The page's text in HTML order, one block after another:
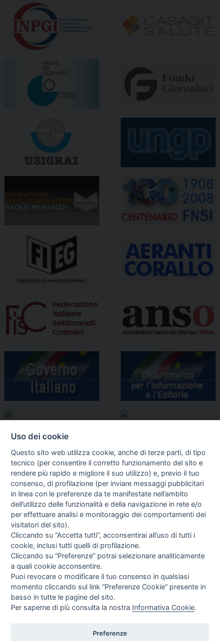
I libri Vedi tutti
Direttrice Responsabile: Alessandra Costante | Registrazione al Tribunale Civile
Uso dei cookie
Questo sito web utilizza cookie, anche di terze parti, di tipo
tecnico (per consentire il corretto funzionamento del sito e
rendere più rapido e migliore il suo utilizzo) e, previo il tuo
consenso, di profilazione (per inviare messaggi pubblicitari
in linea con le preferenze da te manifestate nell’ambito
dell’utilizzo delle funzionalità e della navigazione in rete e/o
per effettuare analisi e monitoraggio dei comportamenti dei
visitatori del sito).
Cliccando su “Accetta tutti”, acconsentirai all’uso di tutti i
cookie, inclusi tutti quelli di profilazione.
Cliccando su “Preferenze” potrai selezionare analiticamente
a quali cookie acconsentire.
Puoi revocare o modificare il tuo consenso in qualsiasi
momento cliccando sul link “Preferenze Cookie” presente in
basso in tutte le pagine del sito.
Per saperne di più consulta la nostra Informativa Cookie.
Preferenze